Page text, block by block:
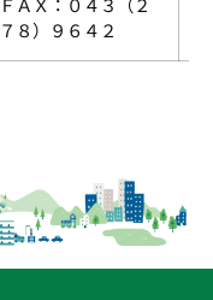
７８）９６４２